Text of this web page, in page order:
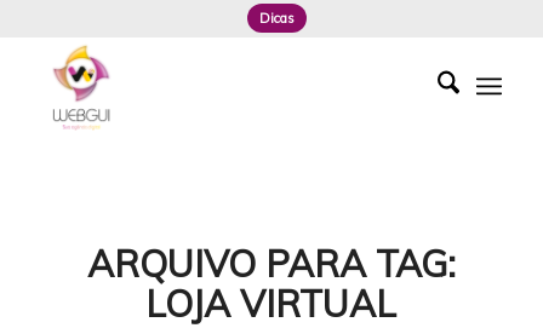
Dicas
ARQUIVO PARA TAG:
LOJA VIRTUAL